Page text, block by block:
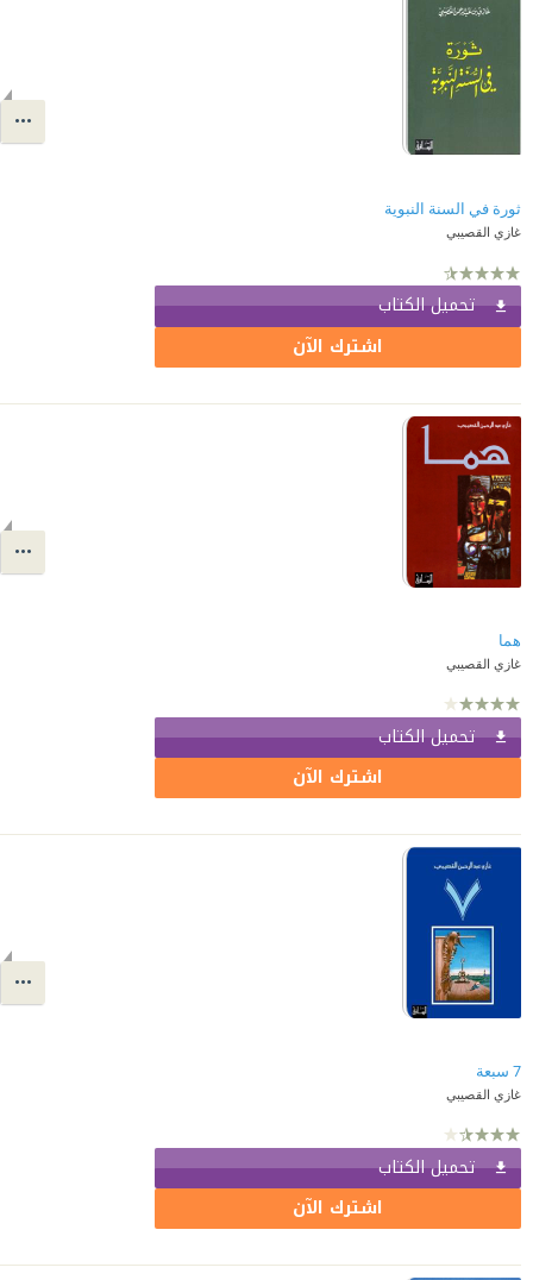
ثورة في السنة النبوية
غازي القصيبي
تحميل الكتاب
اشترك الآن
هما
غازي القصيبي
تحميل الكتاب
اشترك الآن
7 سبعة
غازي القصيبي
تحميل الكتاب
اشترك الآن